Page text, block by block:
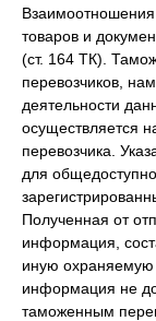
Взаимоотношения
товаров и
(ст. 164 ТК).
перевозчиков,
деятельности
осуществляется
перевозчика.
для
Полученная от
информация,
иную охраняемую
информация не
таможенным